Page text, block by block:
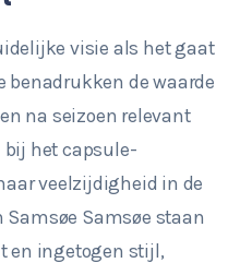
visie als het gaat
de waarde
na seizoen relevant
bij het capsule-
veelzijdigheid in de
Samsøe staan
en ingetogen stijl,